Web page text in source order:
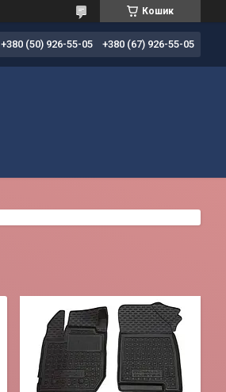
Кошик
+380 (50) 926-55-05 +380 (67) 926-55-05